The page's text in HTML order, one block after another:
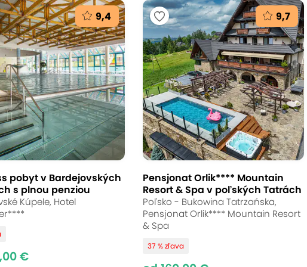
NOVA
wellness
v Zakopanom
(mapa)
Až
relaxu v bublinkách, Rezydencja NOVA vám k
hotelový komplex priamo na vrchole
či polpenziu a neobmedzený prístup do wellness
v srdci Tatier.
9,4
pobyt v Bardejovských
s plnou penziou
Kúpele, Hotel
€
9,7
Pensjonat Orlik**** Mountain
Resort & Spa v poľských Tatrách
Poľsko - Bukowina Tatrzańska,
Pensjonat Orlik**** Mountain Resort
& Spa
37 % zľava